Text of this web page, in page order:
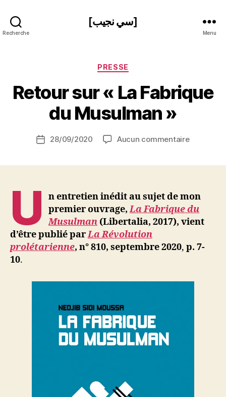
Recherche
[سي نجيب]
Menu
Catégories
PRESSE
Retour sur « La Fabrique
du Musulman »
de
a
N
Date28/09/2020 Aucun commentairesur
du
U
n entretien inédit au sujet de mon
premier ouvrage,La Fabrique du
Musulman (Libertalia, 2017), vient
d’être publié parLa Révolution
prolétarienne, n° 810, septembre 2020, p. 7-
10.